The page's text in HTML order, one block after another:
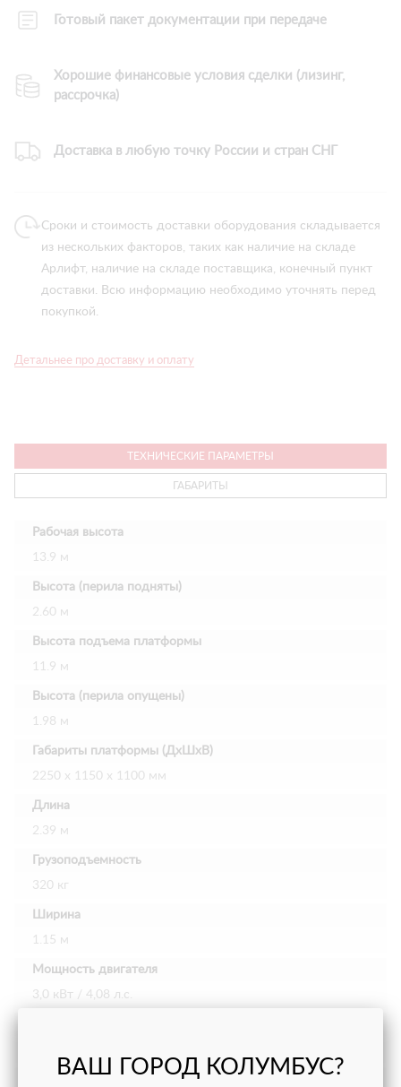
Готовый пакет документации при передаче
Хорошие финансовые условия сделки (лизинг,
рассрочка)
Доставка в любую точку России и стран СНГ
Сроки и стоимость доставки оборудования складывается
из нескольких факторов, таких как наличие на складе
Арлифт, наличие на складе поставщика, конечный пункт
доставки. Всю информацию необходимо уточнять перед
покупкой.
Детальнее про доставку и оплату
ТЕХНИЧЕСКИЕ ПАРАМЕТРЫ
ГАБАРИТЫ
Рабочая высота
13.9 м
Высота (перила подняты)
2.60 м
Высота подъема платформы
11.9 м
Высота (перила опущены)
1.98 м
Габариты платформы (ДхШхВ)
2250 х 1150 х 1100 мм
Длина
2.39 м
Грузоподъемность
320 кг
Ширина
1.15 м
Мощность двигателя
3,0 кВт / 4,08 л.с.
Тип двигателя
ВАШ ГОРОД КОЛУМБУС?